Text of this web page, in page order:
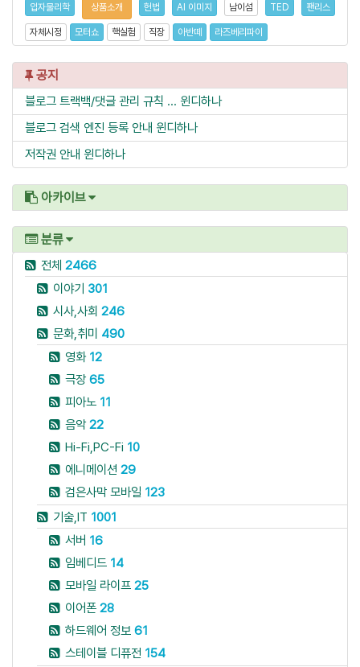
입자물리학 상품소개 헌법 AI 이미지 남이섬 TED 팬리스
자체시정 모터쇼 핵실험 직장 아반떼 라즈베리파이
공지
블로그 트랙백/댓글 관리 규칙 ... 윈디하나
블로그 검색 엔진 등록 안내 윈디하나
저작권 안내 윈디하나
아카이브
분류
전체 2466
이야기 301
시사,사회 246
문화,취미 490
영화 12
극장65
피아노 11
음악22
Hi-Fi,PC-Fi 10
에니메이션 29
검은사막 모바일 123
기술,IT 1001
서버 16
임베디드 14
모바일 라이프 25
이어폰 28
하드웨어 정보 61
스테이블 디퓨전 154